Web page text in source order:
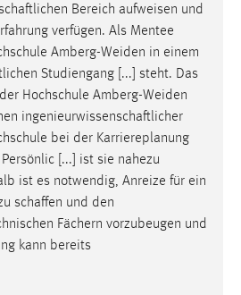
Bereich aufweisen und
verfügen. Als Mentee
Amberg-Weiden in einem
Studiengang [...] steht. Das
Hochschule Amberg-Weiden
ingenieurwissenschaftlicher
bei der Karriereplanung
[...] ist sie nahezu
ist es notwendig, Anreize für ein
schaffen und den
Fächern vorzubeugen und
kann bereits